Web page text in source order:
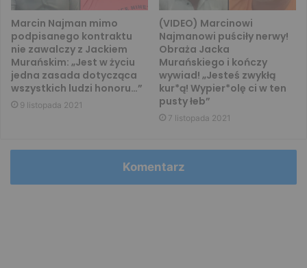
Marcin Najman mimo
podpisanego kontraktu
nie zawalczy z Jackiem
Murańskim: „Jest w życiu
jedna zasada dotycząca
wszystkich ludzi honoru…”
9 listopada 2021
(VIDEO) Marcinowi
Najmanowi puściły nerwy!
Obraża Jacka
Murańskiego i kończy
wywiad! „Jesteś zwykłą
kur*ą! Wypier*olę ci w ten
pusty łeb”
7 listopada 2021
Komentarz